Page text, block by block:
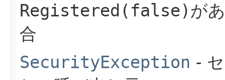
Registered(false) が
合
SecurityException -